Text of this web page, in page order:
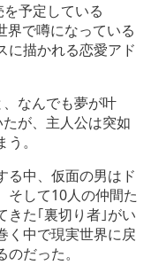
予定している
界で噂になっている
に描かれる恋愛アド
なんでも夢が叶
が、主人公は突如
。
中、仮面の男はド
そして10人の仲間た
きた｢裏切り者｣がい
く中で現実世界に戻
だった。